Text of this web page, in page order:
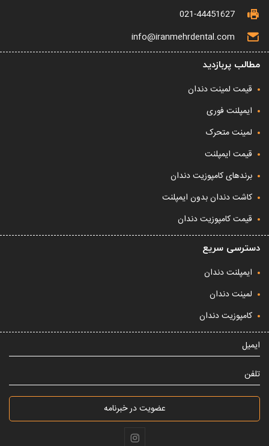
021-44451627
info@iranmehrdental.com
مطالب پربازدید
قیمت لمینت دندان
ایمپلنت فوری
لمینت متحرک
قیمت ایمپلنت
برندهای کامپوزیت دندان
کاشت دندان بدون ایمپلنت
قیمت کامپوزیت دندان
دسترسی سریع
ایمپلنت دندان
لمینت دندان
کامپوزیت دندان
ایمیل
تلفن
عضویت در خبرنامه